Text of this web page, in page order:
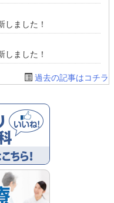
ました！
しました！
過去の記事はコチラ